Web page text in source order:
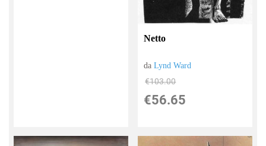
Netto
daLynd Ward
€103.00
€56.65